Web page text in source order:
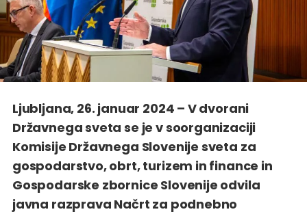
Ljubljana, 26. januar 2024 – V dvorani
Državnega sveta se je v soorganizaciji
Komisije Državnega Slovenije sveta za
gospodarstvo, obrt, turizem in finance in
Gospodarske zbornice Slovenije odvila
javna razprava Načrt za podnebno